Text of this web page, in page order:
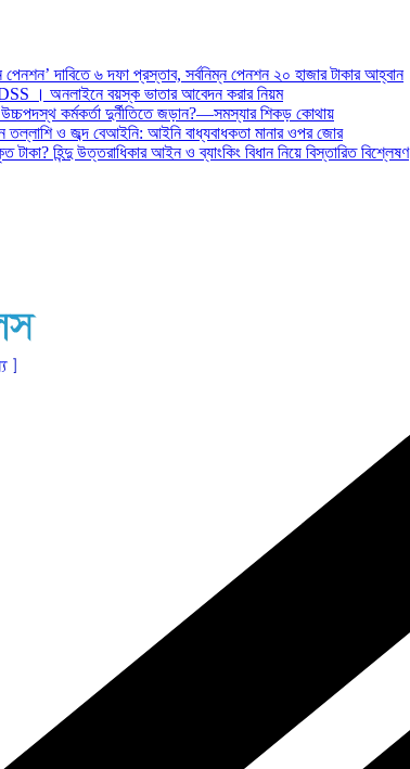
দাবিতে ৬ দফা প্রস্তাব, সর্বনিম্ন পেনশন ২০ হাজার টাকার আহ্বান
। অনলাইনে বয়স্ক ভাতার আবেদন করার নিয়ম
কর্মকর্তা দুর্নীতিতে জড়ান?—সমস্যার শিকড় কোথায়
তল্লাশি ও জব্দ বেআইনি: আইনি বাধ্যবাধকতা মানার ওপর জোর
টাকা? হিন্দু উত্তরাধিকার আইন ও ব্যাংকিং বিধান নিয়ে বিস্তারিত বিশ্লেষণ